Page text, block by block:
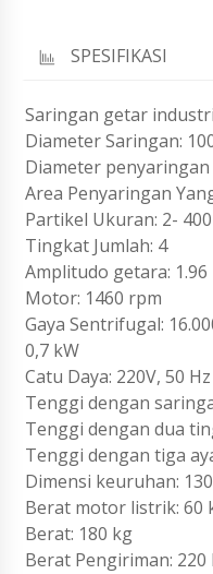
SPESIFIKASI
Saringan getar
Diameter Saringan:
Diameter
Area Penyaringan
Partikel Ukuran: 2-
Tingkat Jumlah: 4
Amplitudo getara: 1.96
Motor: 1460 rpm
Gaya Sentrifugal:
0,7 kW
Catu Daya: 220V, 50 Hz
Tenggi dengan
Tenggi dengan dua
Tenggi dengan tiga
Dimensi keuruhan:
Berat motor listrik: 60
Berat: 180 kg
Berat Pengiriman: 220